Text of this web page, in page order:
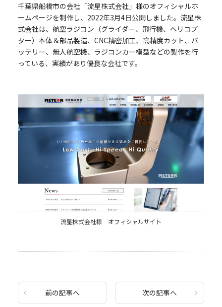
千葉県船橋市の会社「流星株式会社」様のオフィシャルホ
ームページを制作し、2022年3月4日公開しました。流星株
式会社は、航空ラジコン（グライダー、飛行機、ヘリコプ
ター）本体＆部品製造、CNC精密加工、高精度カット、バ
ッテリー、無人航空機、ラジコンカー模型などの製作を行
っている、実績があり優良な会社です。
流星株式会社様 オフィシャルサイト
前の記事へ 次の記事へ